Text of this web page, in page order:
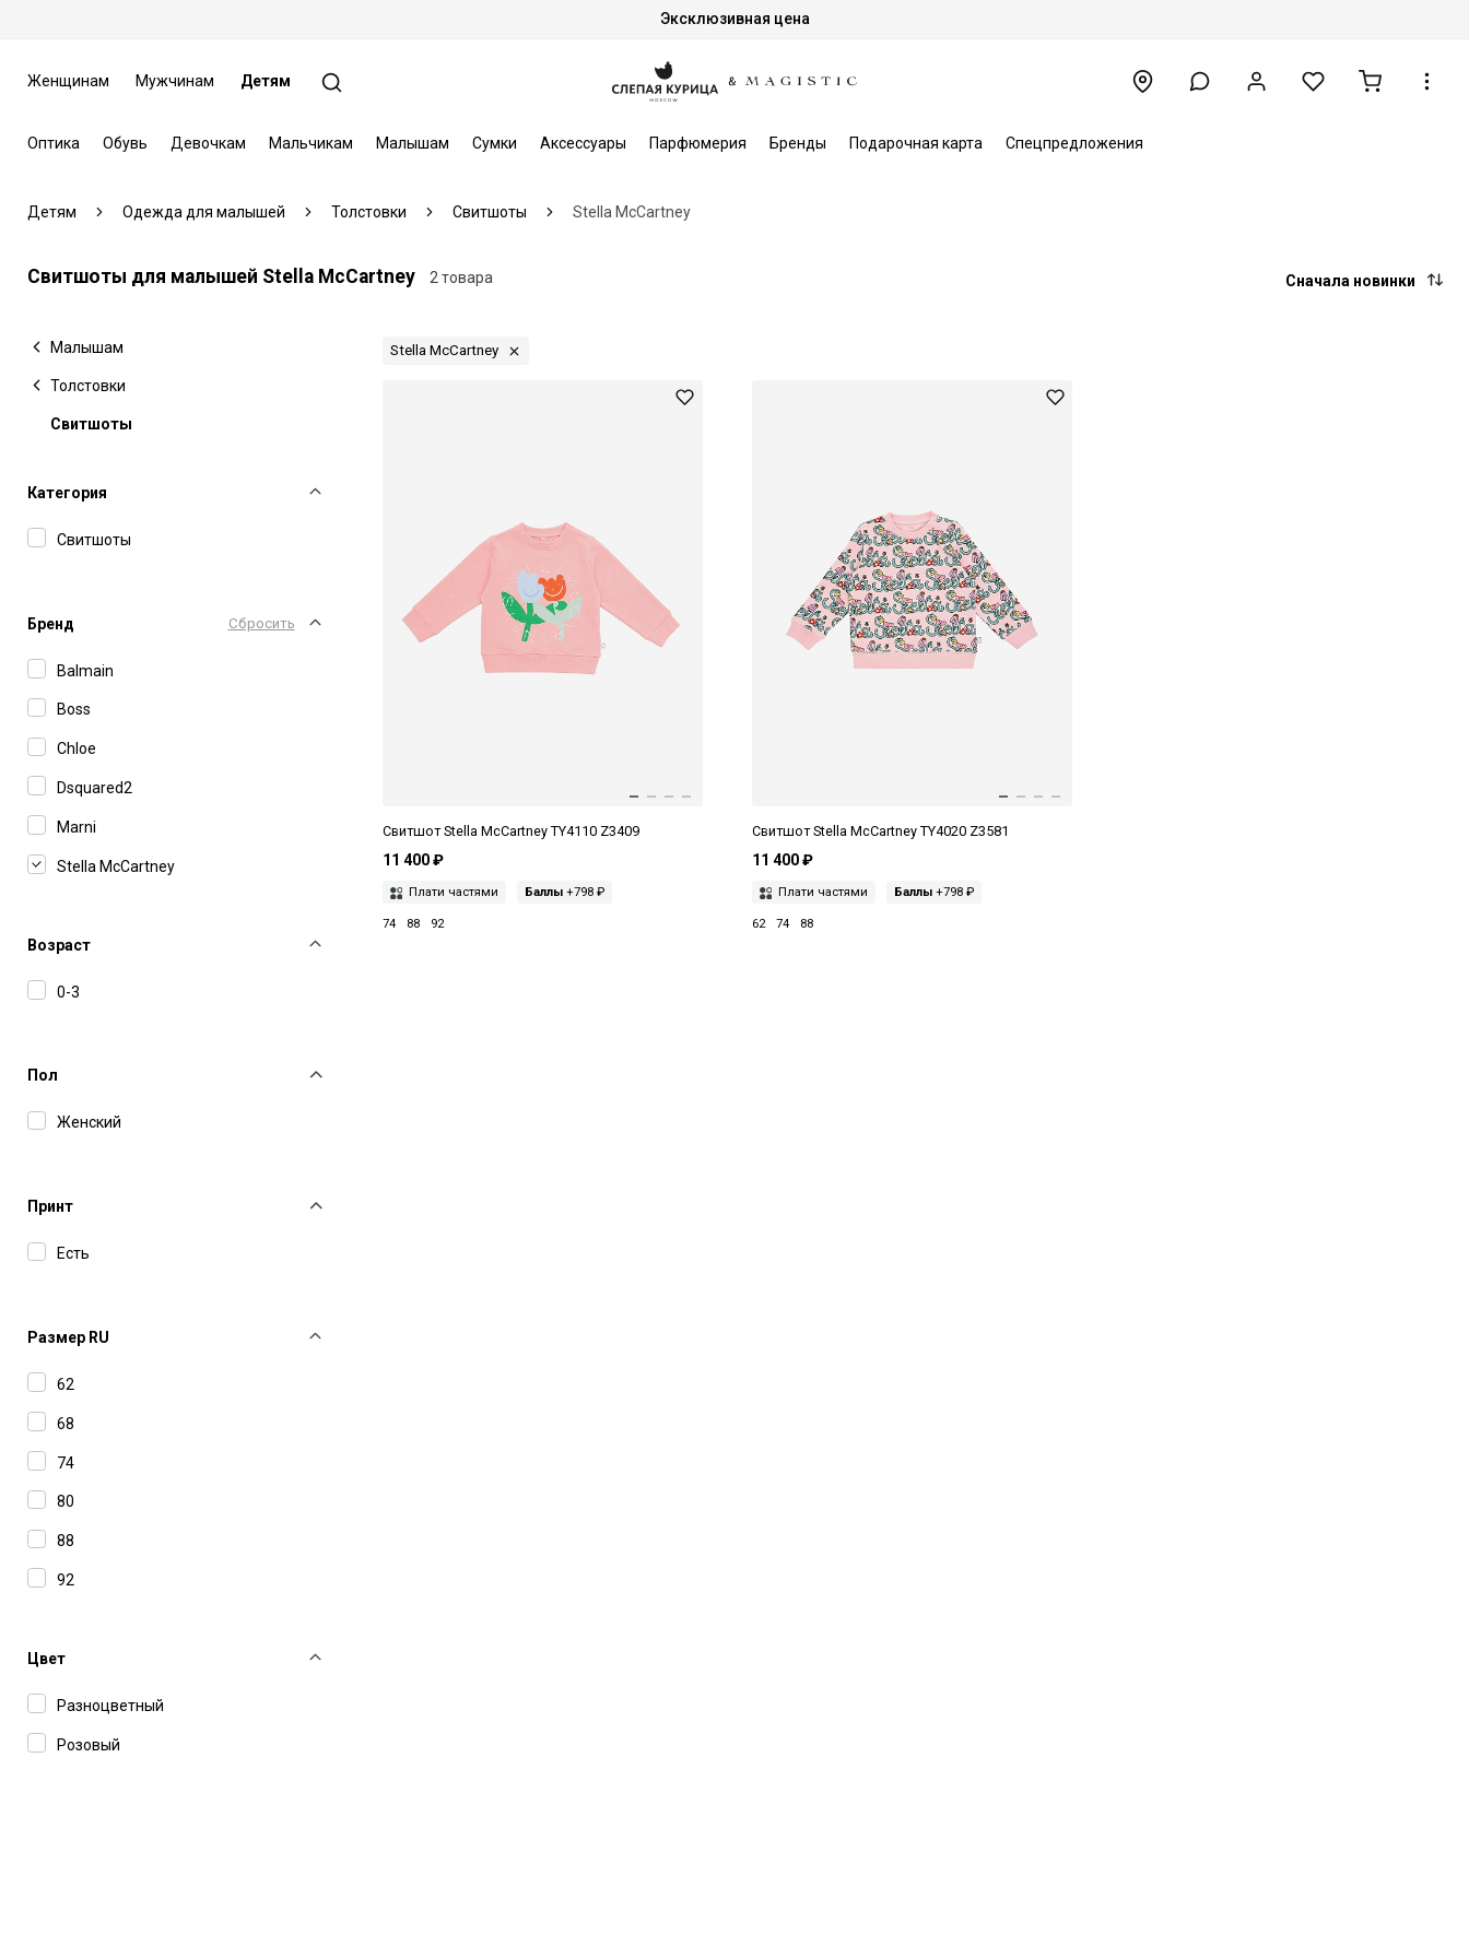
Эксклюзивная цена
Женщинам Мужчинам Детям
Оптика Обувь Девочкам Мальчикам Малышам Сумки Аксессуары Парфюмерия Бренды Подарочная карта Спецпредложения
Детям Одежда для малышей Толстовки Свитшоты Stella McCartney
Свитшоты для малышей Stella McCartney 2 товара Сначала новинки
Малышам
Толстовки
Свитшоты
Категория
Свитшоты
Бренд Сбросить
Balmain
Boss
Chloe
Dsquared2
Marni
Stella McCartney
Возраст
0-3
Пол
Женский
Принт
Есть
Размер RU
62
68
74
80
88
92
98
Цвет
Разноцветный
Розовый
Stella McCartney
Свитшот Stella McCartney TY4110 Z3409
11 400 ₽
Плати частями Баллы +798 ₽
74 88 92
Свитшот Stella McCartney TY4020 Z3581
11 400 ₽
Плати частями Баллы +798 ₽
62 74 88